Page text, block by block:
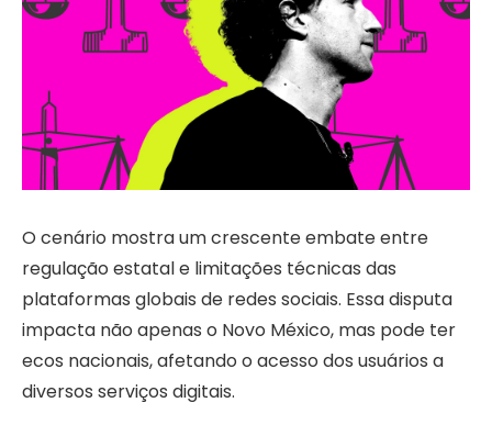
O cenário mostra um crescente embate entre
regulação estatal e limitações técnicas das
plataformas globais de redes sociais. Essa disputa
impacta não apenas o Novo México, mas pode ter
ecos nacionais, afetando o acesso dos usuários a
diversos serviços digitais.